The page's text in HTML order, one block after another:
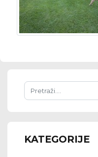
KATEGORIJE